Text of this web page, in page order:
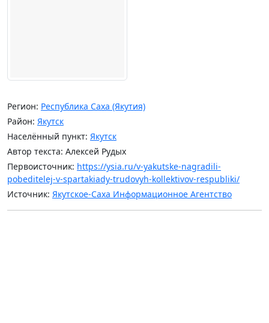
Регион: Республика Саха (Якутия)
Район: Якутск
Населённый пункт: Якутск
Автор текста: Алексей Рудых
Первоисточник: https://ysia.ru/v-yakutske-nagradili-
pobeditelej-v-spartakiady-trudovyh-kollektivov-respubliki/
Источник: Якутское-Саха Информационное Агентство